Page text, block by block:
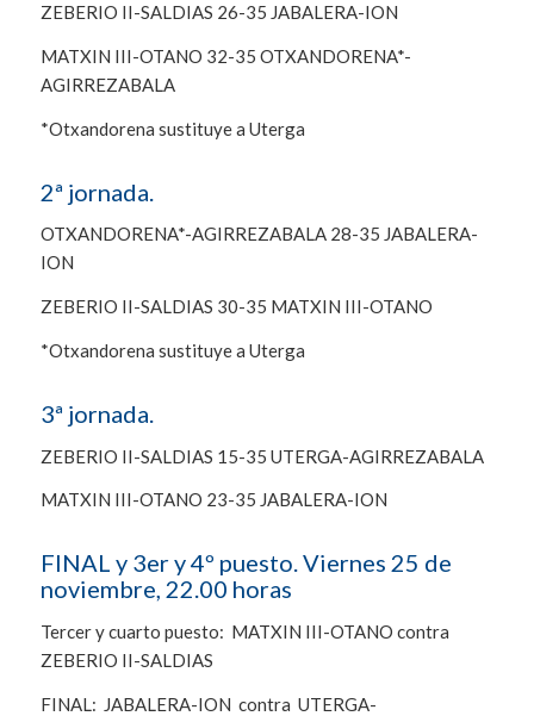
ZEBERIO II-SALDIAS 26-35 JABALERA-ION
MATXIN III-OTANO 32-35 OTXANDORENA*-
AGIRREZABALA
*Otxandorena sustituye a Uterga
2ª jornada.
OTXANDORENA*-AGIRREZABALA 28-35 JABALERA-
ION
ZEBERIO II-SALDIAS 30-35 MATXIN III-OTANO
*Otxandorena sustituye a Uterga
3ª jornada.
ZEBERIO II-SALDIAS 15-35 UTERGA-AGIRREZABALA
MATXIN III-OTANO 23-35 JABALERA-ION
FINAL y 3er y 4º puesto. Viernes 25 de
noviembre, 22.00 horas
Tercer y cuarto puesto: MATXIN III-OTANO contra
ZEBERIO II-SALDIAS
FINAL: JABALERA-ION contra UTERGA-